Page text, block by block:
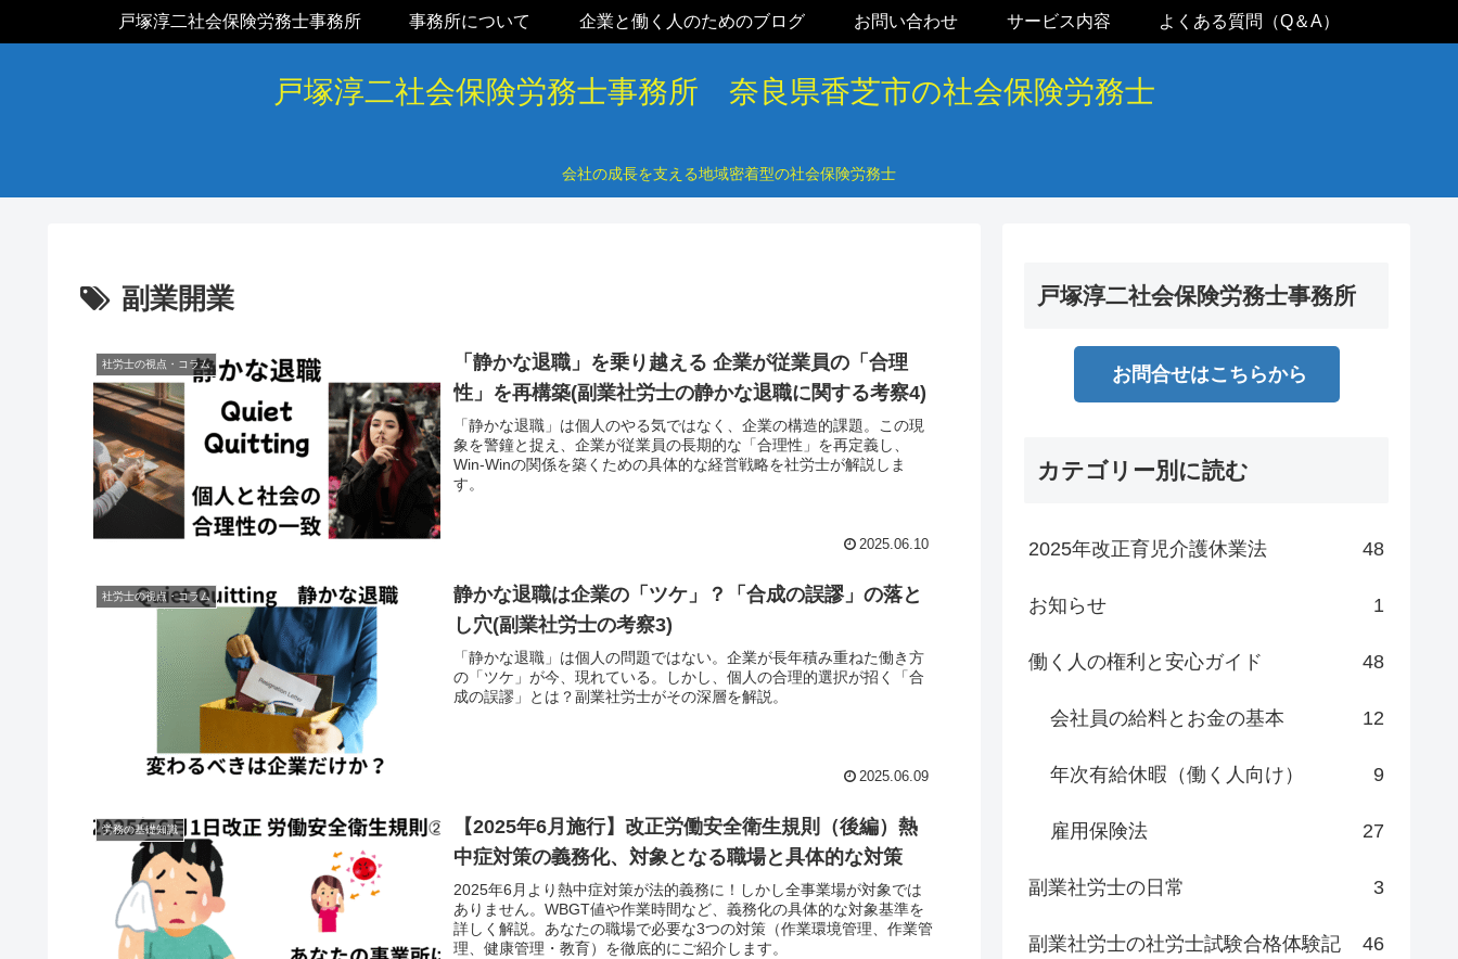
戸塚淳二社会保険労務士事務所 奈良県香芝市の社会保険労務士
会社の成長を支える地域密着型の社会保険労務士
戸塚淳二社会保険労務士事務所 事務所について 企業と働く人のためのブログ お問い合わせ サービス内容 よくある質問（Q＆A）
副業開業
社労士の視点・コラム
「静かな退職」を乗り越える 企業が従業員の「合理
性」を再構築(副業社労士の静かな退職に関する考察4)
「静かな退職」は個人のやる気ではなく、企業の構造的課題。この現
象を警鐘と捉え、企業が従業員の長期的な「合理性」を再定義し、
Win-Winの関係を築くための具体的な経営戦略を社労士が解説しま
す。
2025.06.10
社労士の視点・コラム
静かな退職は企業の「ツケ」？「合成の誤謬」の落と
し穴(副業社労士の考察3)
「静かな退職」は個人の問題ではない。企業が長年積み重ねた働き方
の「ツケ」が今、現れている。しかし、個人の合理的選択が招く「合
成の誤謬」とは？副業社労士がその深層を解説。
2025.06.09
労務の基礎知識
【2025年6月施行】改正労働安全衛生規則（後編）熱
中症対策の義務化、対象となる職場と具体的な対策
2025年6月より熱中症対策が法的義務に！しかし全事業場が対象では
ありません。WBGT値や作業時間など、義務化の具体的な対象基準を
詳しく解説。あなたの職場で必要な3つの対策（作業環境管理、作業管
理、健康管理・教育）を徹底的にご紹介します。
戸塚淳二社会保険労務士事務所
お問合せはこちらから
カテゴリー別に読む
2025年改正育児介護休業法 48
お知らせ 1
働く人の権利と安心ガイド 48
会社員の給料とお金の基本 12
年次有給休暇（働く人向け） 9
雇用保険法 27
副業社労士の日常 3
副業社労士の社労士試験合格体験記 46